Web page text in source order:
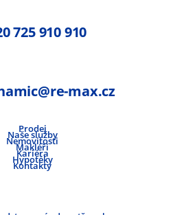
725 910 910
max.cz
Prodej
Naše služby
Nemovitosti
Makléři
Kariéra
Hypotéky
Kontakty